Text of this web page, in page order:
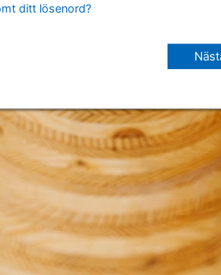
ditt lösenord?